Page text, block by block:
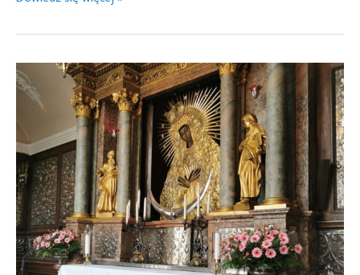
Spotkania
na
Litwie